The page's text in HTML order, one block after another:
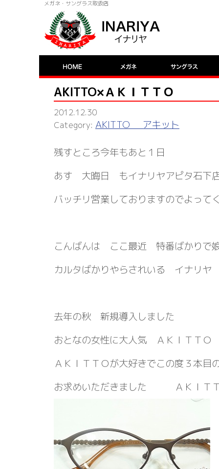
メガネ・サングラス取扱店
AKITTO×ＡＫＩＴＴＯ
2012.12.30
AKITTO アキット
残すところ今年もあと１日
あす 大晦日 もイナリヤアピタ石下
バッチリ営業しておりますのでよって
こんばんは ここ最近 特番ばかりで
カルタばかりやらされいる イナリ
去年の秋 新規導入しました
おとなの女性に大人気 ＡＫＩＴＴ
ＡＫＩＴＴＯが大好きでこの度３本目
お求めいただきました ＡＫＩ